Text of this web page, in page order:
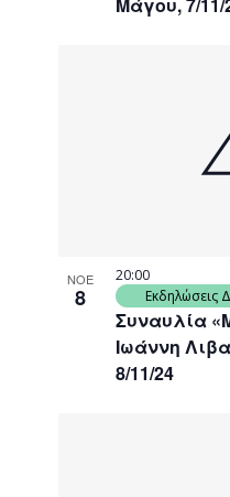
ΝΟΕ
8
Συναυλία
Ιωάννη
8/11/24
20:00
Εκδηλώσεις